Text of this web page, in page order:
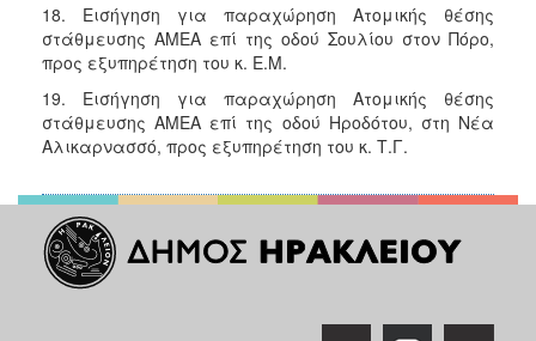
18. Εισήγηση για παραχώρηση Ατομικής θέσης
στάθμευσης ΑΜΕΑ επί της οδού Σουλίου στον Πόρο,
προς εξυπηρέτηση του κ. Ε.Μ.
19. Εισήγηση για παραχώρηση Ατομικής θέσης
στάθμευσης ΑΜΕΑ επί της οδού Ηροδότου, στη Νέα
Αλικαρνασσό, προς εξυπηρέτηση του κ. Τ.Γ.